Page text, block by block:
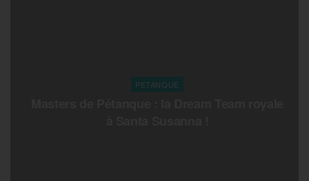
PETANQUE